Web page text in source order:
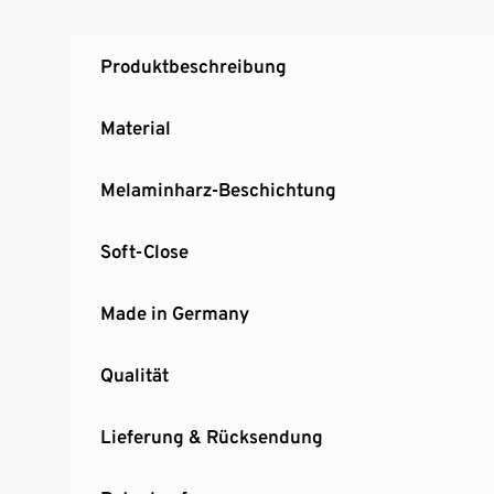
Griffe aus pulverbeschichtetem Metall in matt
Inkl. Wandbefestigung für einen sicheren
Produktbeschreibung
Material
Melaminharz-Beschichtung
Soft-Close
Made in Germany
Qualität
Lieferung & Rücksendung